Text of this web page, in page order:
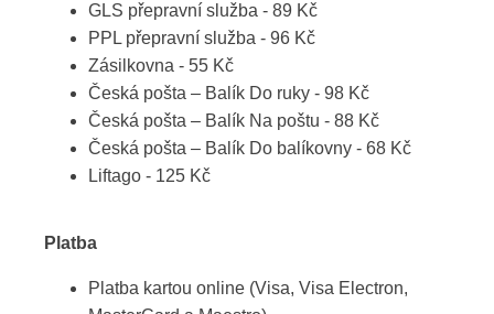
GLS přepravní služba - 89 Kč
PPL přepravní služba - 96 Kč
Zásilkovna - 55 Kč
Česká pošta – Balík Do ruky - 98 Kč
Česká pošta – Balík Na poštu - 88 Kč
Česká pošta – Balík Do balíkovny - 68 Kč
Liftago - 125 Kč
Platba
Platba kartou online (Visa, Visa Electron,